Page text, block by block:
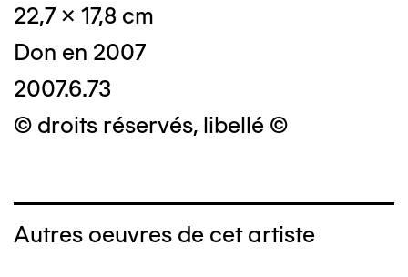
22,7 x 17,8 cm
Don en 2007
2007.6.73
© droits réservés, libellé ©
Autres oeuvres de cet artiste